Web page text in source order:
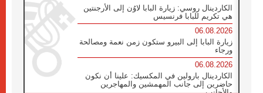
الكاردينال روسي: زيارة البابا لاوُن إلى الأرجنتين
هي تكريم للبابا فرنسيس
06.08.2026
زيارة البابا إلى البيرو ستكون زمن نعمة ومصالحة
ورجاء
06.08.2026
الكاردينال بارولين في المكسيك: علينا أن نكون
حاضرين إلى جانب المهمشين والمهاجرين